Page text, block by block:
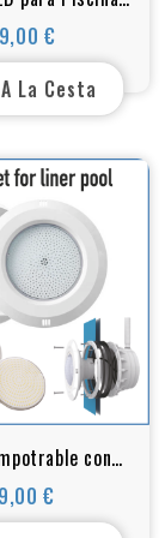
Thin – 17
316L
€
Precio
La Cesta
con
para
Liner
€
Precio